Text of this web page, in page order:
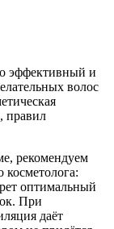
эффективный и
волос
правил
рекомендуем
косметолога:
оптимальный
При
даёт